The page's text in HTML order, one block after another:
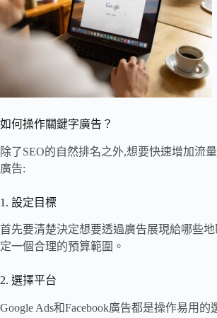
如何操作關鍵字廣告？
除了SEO的自然排名之外,想要快速增加流
廣告:
1. 設定目標
首先要清楚決定想要透過廣告展現給哪些
定一個合理的預算範圍。
2. 選擇平台
Google Ads和Facebook廣告都是操作易用